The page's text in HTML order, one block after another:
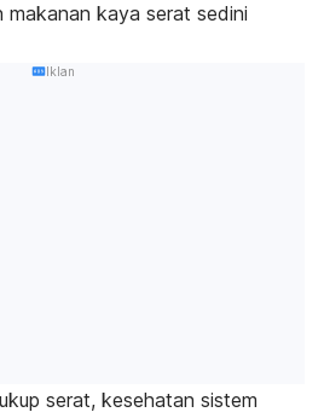
makanan kaya serat sedini
Iklan
serat, kesehatan sistem